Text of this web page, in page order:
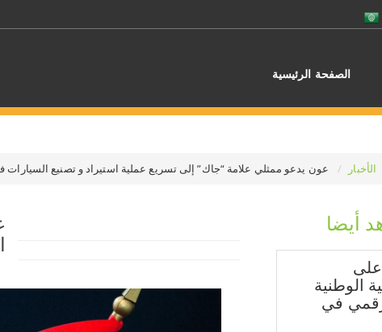
الصفحة الرئيسية
الأخبار عون يدعو ممثلي علامة “جاك” إلى تسريع عملية استيراد و تصنيع السيارات
أيضا
الوطنية
في